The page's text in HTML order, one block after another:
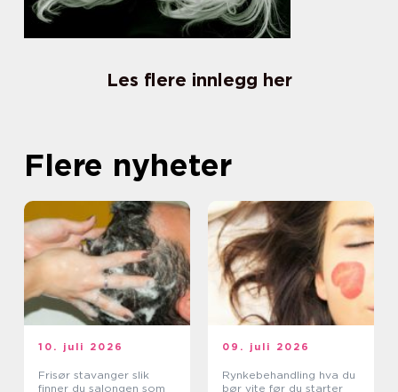
Les flere innlegg her
Flere nyheter
10. juli 2026
Frisør stavanger slik
finner du salongen som
09. juli 2026
Rynkebehandling hva du
bør vite før du starter